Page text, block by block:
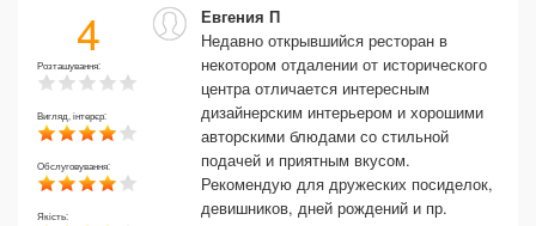
4
Розташування:
Вигляд, інтерєр:
Обслуговування:
Якість:
Евгения П
Недавно открывшийся ресторан в
некотором отдалении от исторического
центра отличается интересным
дизайнерским интерьером и хорошими
авторскими блюдами со стильной
подачей и приятным вкусом.
Рекомендую для дружеских посиделок,
девишников, дней рождений и пр.